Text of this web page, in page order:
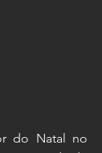
do Natal no